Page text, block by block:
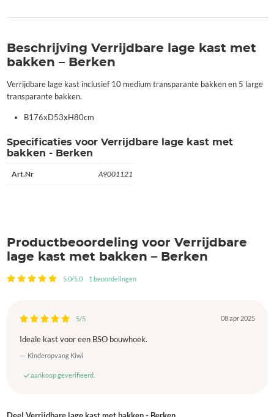
Beschrijving Verrijdbare lage kast met
bakken – Berken
Verrijdbare lage kast inclusief 10 medium transparante bakken en 5 large
transparante bakken.
B176xD53xH80cm
Specificaties voor Verrijdbare lage kast met
bakken - Berken
Art.Nr A9001121
Productbeoordeling voor Verrijdbare
lage kast met bakken – Berken
5.0/5.0 1 beoordelingen
5/5 08 apr 2025
Ideale kast voor een BSO bouwhoek.
Kinderopvang Kiwi
aankoop geverifieerd.